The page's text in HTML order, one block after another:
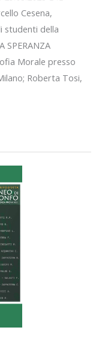
Cesena,
studenti della
SPERANZA
Morale presso
Roberta Tosi,